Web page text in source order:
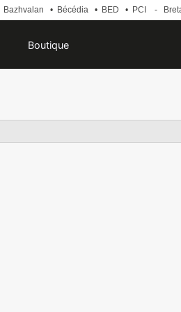
Bazhvalan • Bécédia • BED • PCI -
Boutique